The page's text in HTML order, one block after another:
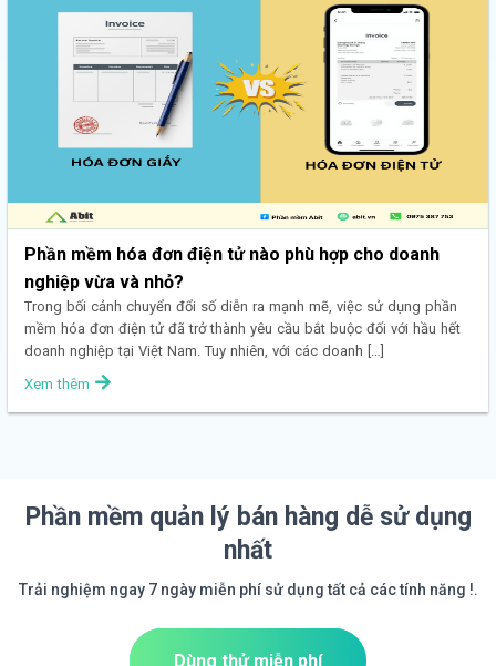
Phần mềm hóa đơn điện tử nào phù hợp cho doanh
nghiệp vừa và nhỏ?
Trong bối cảnh chuyển đổi số diễn ra mạnh mẽ, việc sử dụng phần
mềm hóa đơn điện tử đã trở thành yêu cầu bắt buộc đối với hầu hết
doanh nghiệp tại Việt Nam. Tuy nhiên, với các doanh […]
Xem thêm
Phần mềm quản lý bán hàng dễ sử dụng
nhất
Trải nghiệm ngay 7 ngày miễn phí sử dụng tất cả các tính năng !.
Dùng thử miễn phí